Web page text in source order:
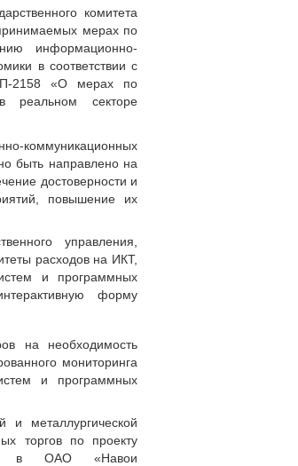
комитета
мерах по
информационно-
в соответствии с
2158 «О мерах по
реальном секторе
коммуникационных
быть направлено на
достоверности и
повышение их
управления,
расходов на ИКТ,
и программных
форму
на необходимость
мониторинга
и программных
металлургической
торгов по проекту
в ОАО «Навои